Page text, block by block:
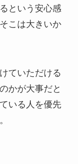
という安心感
こは大きいか
ていただける
かが大事だと
いる人を優先